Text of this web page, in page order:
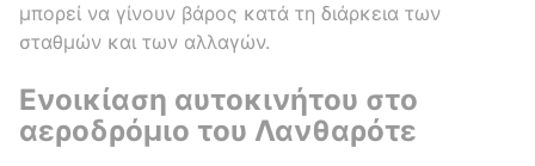
μπορεί να γίνουν βάρος κατά τη διάρκεια των
σταθμών και των αλλαγών.
Ενοικίαση αυτοκινήτου στο
αεροδρόμιο του Λανθαρότε